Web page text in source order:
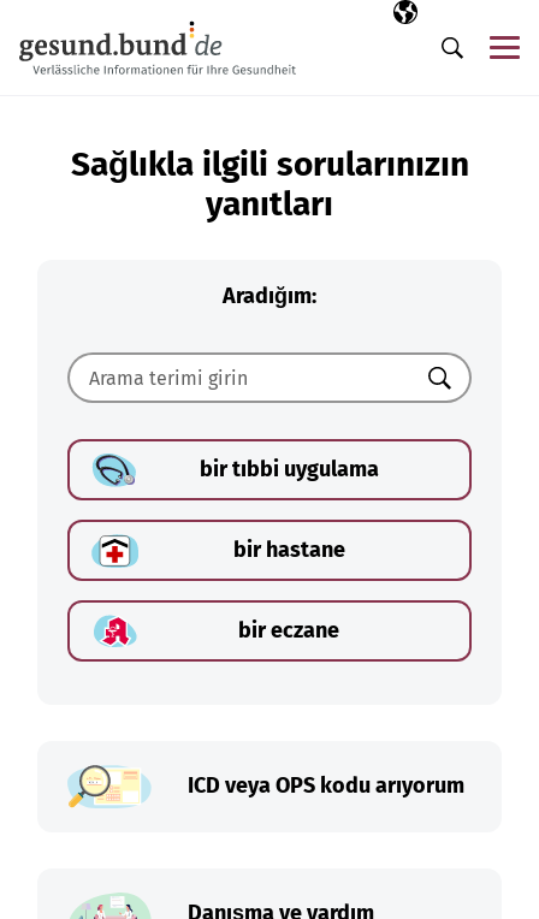
Seçili dil
TR
Arama
Sağlıkla ilgili sorularınızın
yanıtları
Aradığım:
Ara
bir tıbbi uygulama
bir hastane
bir eczane
ICD veya OPS kodu arıyorum
Danışma ve yardım